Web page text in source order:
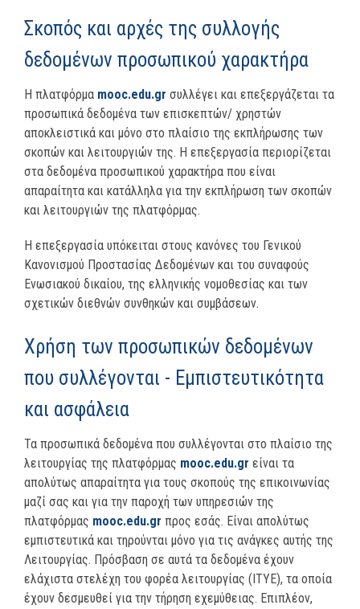
Σκοπός και αρχές της συλλογής
δεδομένων προσωπικού χαρακτήρα
Η πλατφόρμα mooc.edu.gr συλλέγει και επεξεργάζεται τα
προσωπικά δεδομένα των επισκεπτών/ χρηστών
αποκλειστικά και μόνο στο πλαίσιο της εκπλήρωσης των
σκοπών και λειτουργιών της. Η επεξεργασία περιορίζεται
στα δεδομένα προσωπικού χαρακτήρα που είναι
απαραίτητα και κατάλληλα για την εκπλήρωση των σκοπών
και λειτουργιών της πλατφόρμας.
Η επεξεργασία υπόκειται στους κανόνες του Γενικού
Κανονισμού Προστασίας Δεδομένων και του συναφούς
Eνωσιακού δικαίου, της ελληνικής νομοθεσίας και των
σχετικών διεθνών συνθηκών και συμβάσεων.
Χρήση των προσωπικών δεδομένων
που συλλέγονται - Εμπιστευτικότητα
και ασφάλεια
Τα προσωπικά δεδομένα που συλλέγονται στο πλαίσιο της
λειτουργίας της πλατφόρμας mooc.edu.gr είναι τα
απολύτως απαραίτητα για τους σκοπούς της επικοινωνίας
μαζί σας και για την παροχή των υπηρεσιών της
πλατφόρμας mooc.edu.gr προς εσάς. Είναι απολύτως
εμπιστευτικά και τηρούνται μόνο για τις ανάγκες αυτής της
Λειτουργίας. Πρόσβαση σε αυτά τα δεδομένα έχουν
ελάχιστα στελέχη του φορέα λειτουργίας (ΙΤΥΕ), τα οποία
έχουν δεσμευθεί για την τήρηση εχεμύθειας. Επιπλέον,